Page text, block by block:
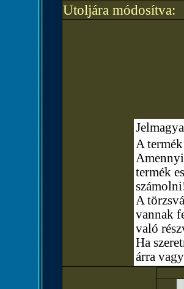
Utoljára módosítva:
A
termék
A
vannak
való
Ha
árra